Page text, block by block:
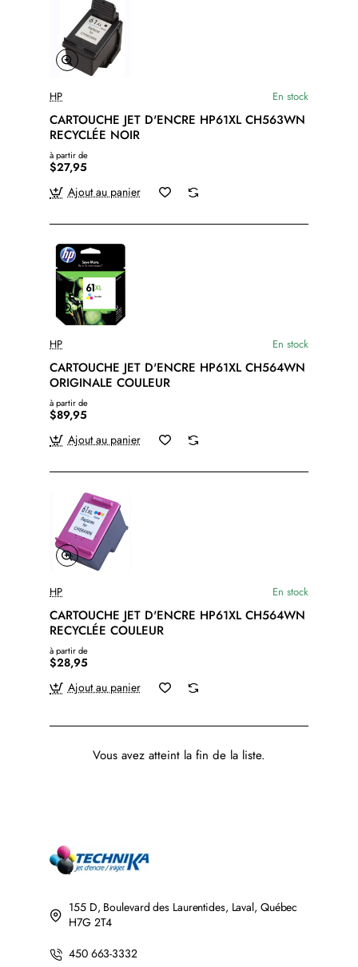
HP En stock
CARTOUCHE JET D'ENCRE HP61XL CH563WN
RECYCLÉE NOIR
à partir de
$27,95
Ajout au panier
HP En stock
CARTOUCHE JET D'ENCRE HP61XL CH564WN
ORIGINALE COULEUR
à partir de
$89,95
Ajout au panier
HP En stock
CARTOUCHE JET D'ENCRE HP61XL CH564WN
RECYCLÉE COULEUR
à partir de
$28,95
Ajout au panier
Vous avez atteint la fin de la liste.
155 D, Boulevard des Laurentides, Laval, Québec
H7G 2T4
450 663-3332